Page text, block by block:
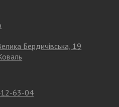
Бердичівська, 19
63-04